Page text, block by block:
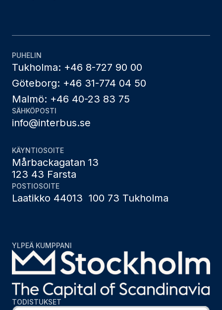
YLPEÄ KUMPPANI
TODISTUKSET
PUHELIN
Tukholma: +46 8-727 90 00
Göteborg: +46 31-774 04 50
Malmö: +46 40-23 83 75
SÄHKÖPOSTI
info@interbus.se
KÄYNTIOSOITE
Mårbackagatan 13
123 43 Farsta
POSTIOSOITE
Laatikko 44013 100 73 Tukholma